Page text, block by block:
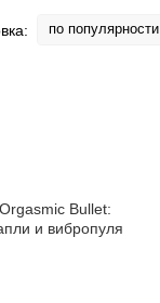
по популярности